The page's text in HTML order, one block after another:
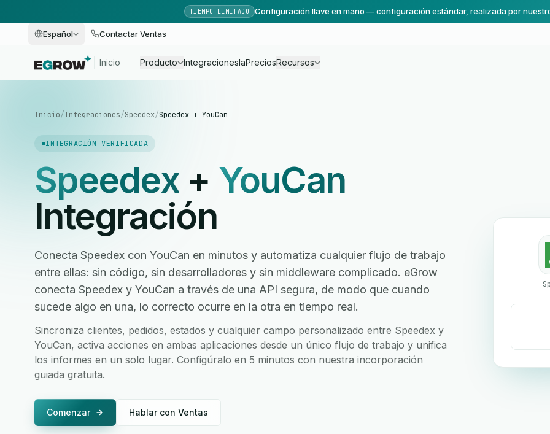
TIEMPO LIMITADO Configuración llave en mano — configuración estándar, realizada por
Español Contactar Ventas
Inicio Producto IntegracionesIaPreciosRecursos
Inicio/Integraciones/Speedex/Speedex + YouCan
INTEGRACIÓN VERIFICADA
Speedex+ YouCan
Integración
Conecta Speedex con YouCan en minutos y automatiza cualquier flujo de trabajo
entre ellas: sin código, sin desarrolladores y sin middleware complicado. eGrow
conecta Speedex y YouCan a través de una API segura, de modo que cuando
sucede algo en una, lo correcto ocurre en la otra en tiempo real.
Sincroniza clientes, pedidos, estados y cualquier campo personalizado entre Speedex y
YouCan, activa acciones en ambas aplicaciones desde un único flujo de trabajo y unifica
los informes en un solo lugar. Configúralo en 5 minutos con nuestra incorporación
guiada gratuita.
Comenzar Hablar con Ventas